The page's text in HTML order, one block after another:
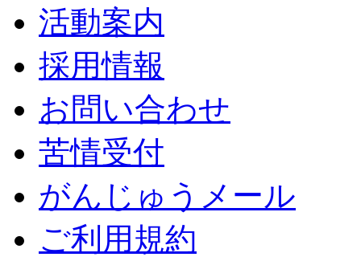
活動案内
採用情報
お問い合わせ
苦情受付
がんじゅうメール
ご利用規約